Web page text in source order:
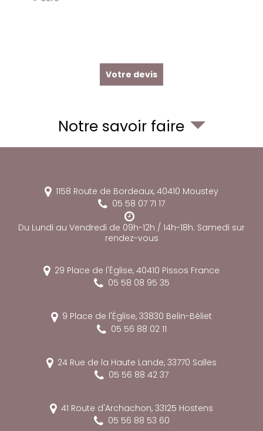
Votre devis
Notre savoir faire
1158 Route de Bordeaux, 40410 Moustey
05 58 07 71 17
Du Lundi au Vendredi de 09h-12h / 14h-18h. Samedi sur
rendez-vous
29 Place de l'Église, 40410 Pissos France
05 58 08 95 35
9 Place de l'Église, 33830 Belin-Béliet
05 56 88 02 11
24 Rue de la Haute Lande, 33770 Salles
05 56 88 42 37
41 Route d'Archachon, 33125 Hostens
05 56 88 53 60